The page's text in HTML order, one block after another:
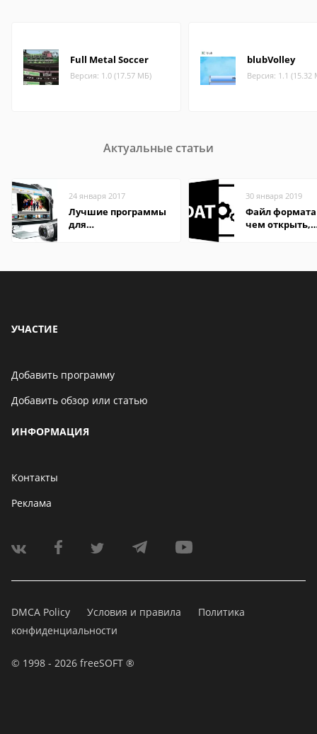
Full Metal Soccer
Версия: 1.0 (17.57 МБ)
blubVolley
Версия: 1.1 (15.32
Актуальные статьи
24 января 2017
Лучшие программы
для
30 января 2019
Файл формата
чем открыть,
УЧАСТИЕ
Добавить программу
Добавить обзор или статью
ИНФОРМАЦИЯ
Контакты
Реклама
DMCA Policy Условия и правила
Политика
конфиденциальности
© 1998 - 2026 freeSOFT ®